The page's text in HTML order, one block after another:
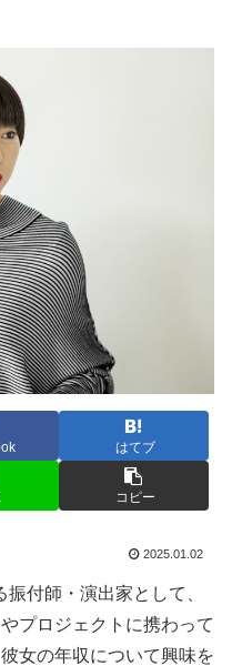
はてブ
コピー
2025.01.02
付師・演出家として、
プロジェクトに携わって
女の年収について興味を